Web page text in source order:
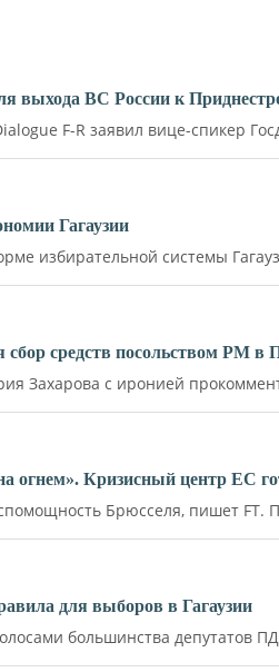
выхода ВС России к
F-R заявил вице-спикер
Гагаузии
избирательной системы
сбор средств посольством РМ
Захарова с иронией
огнем». Кризисный центр ЕС
Брюсселя, пишет FT.
для выборов в Гагаузии
большинства депутатов